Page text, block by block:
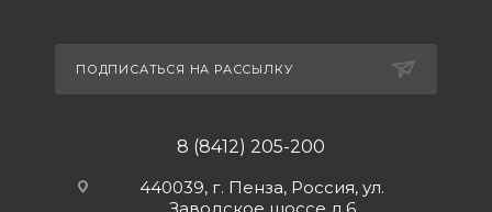
ПОДПИСАТЬСЯ НА РАССЫЛКУ
8 (8412) 205-200
440039, г. Пенза, Россия, ул.